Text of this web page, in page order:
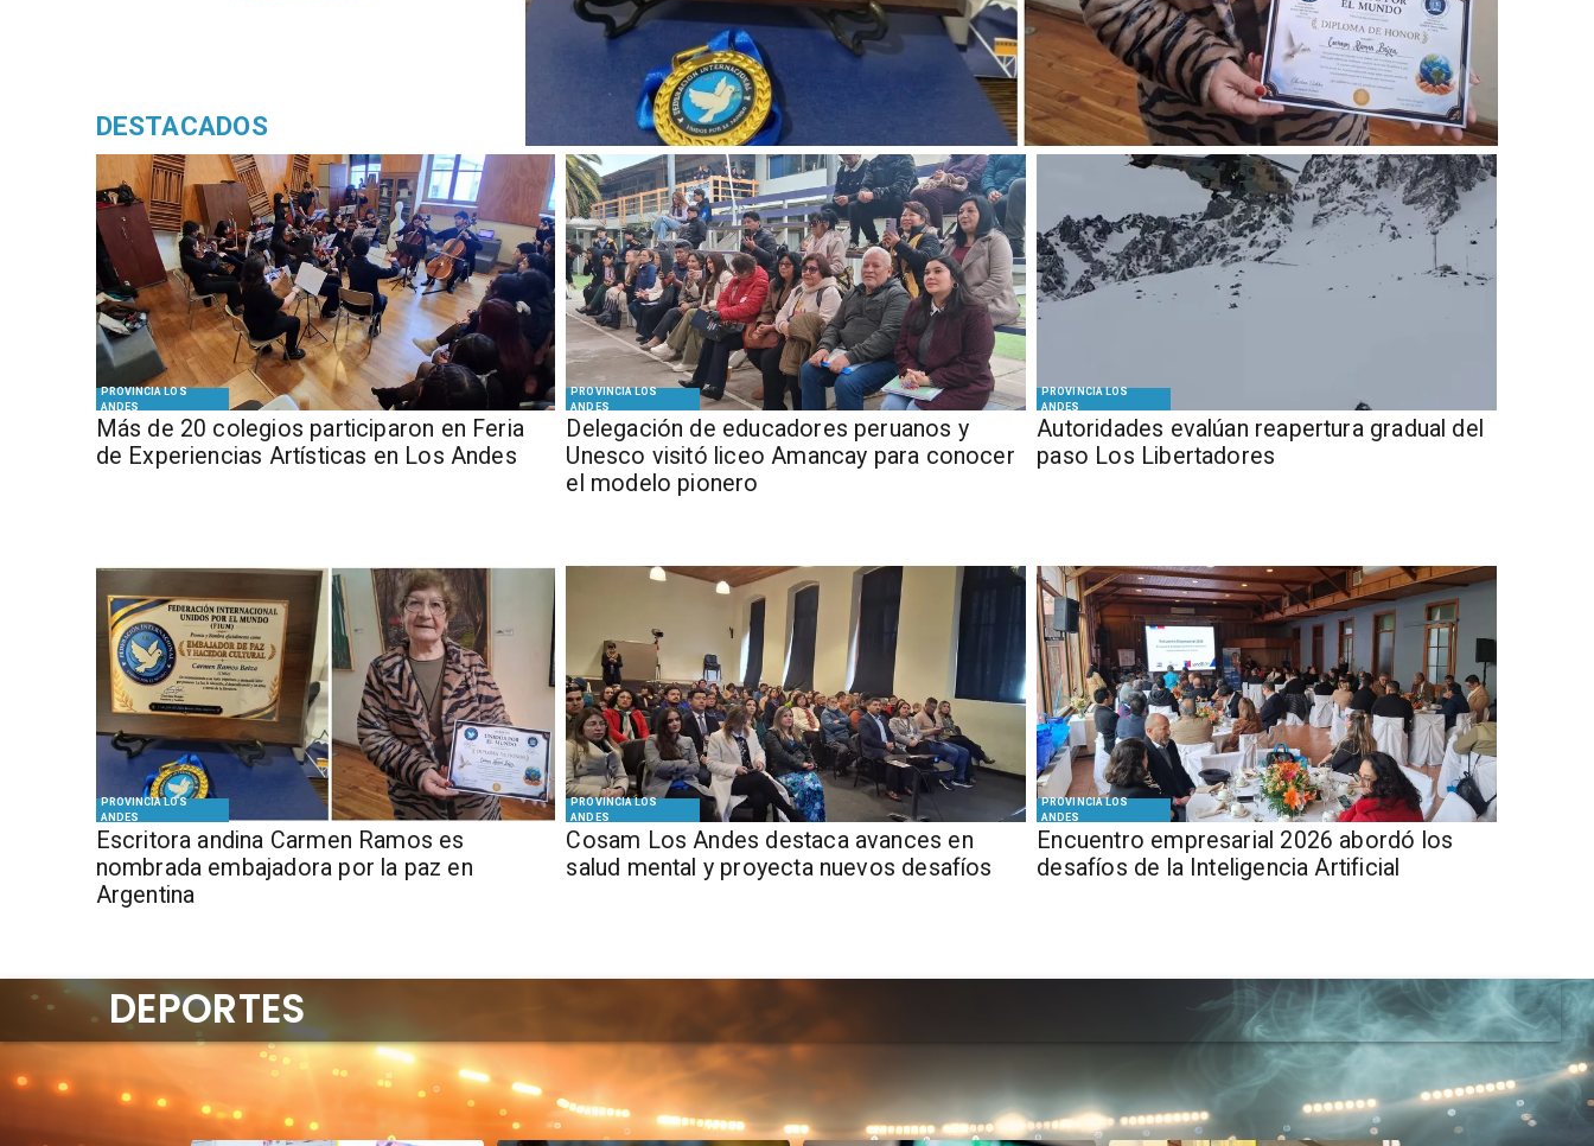
PROVINCIA LOS
ANDES
Más de 20 colegios participaron en Feria
de Experiencias Artísticas en Los Andes
PROVINCIA LOS
ANDES
Delegación de educadores peruanos y
Unesco visitó liceo Amancay para conocer
el modelo pionero
PROVINCIA LOS
ANDES
​​Autoridades evalúan reapertura gradual del
paso Los Libertadores
PROVINCIA LOS
ANDES
Escritora andina Carmen Ramos es
nombrada embajadora por la paz en
Argentina
PROVINCIA LOS
ANDES
Cosam Los Andes destaca avances en
salud mental y proyecta nuevos desafíos
PROVINCIA LOS
ANDES
Encuentro empresarial 2026 abordó los
desafíos de la Inteligencia Artificial
DESTACADOS
DEPORTES